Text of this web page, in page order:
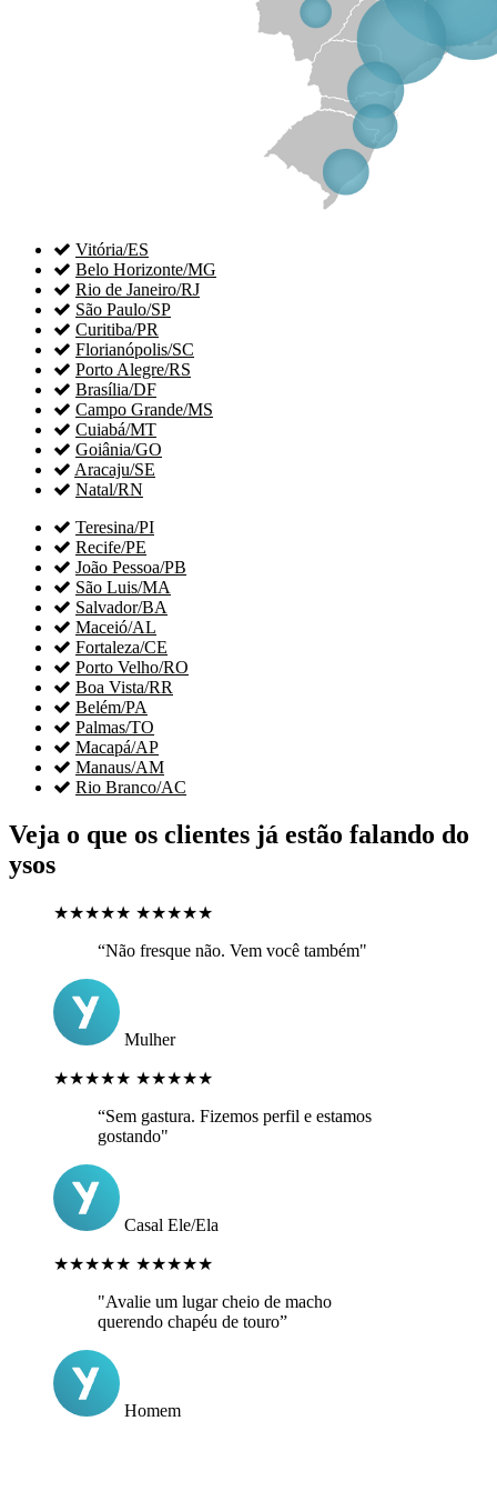
 Vitória/ES
 Belo Horizonte/MG
 Rio de Janeiro/RJ
 São Paulo/SP
 Curitiba/PR
 Florianópolis/SC
 Porto Alegre/RS
 Brasília/DF
 Campo Grande/MS
 Cuiabá/MT
 Goiânia/GO
 Aracaju/SE
 Natal/RN
 Teresina/PI
 Recife/PE
 João Pessoa/PB
 São Luis/MA
 Salvador/BA
 Maceió/AL
 Fortaleza/CE
 Porto Velho/RO
 Boa Vista/RR
 Belém/PA
 Palmas/TO
 Macapá/AP
 Manaus/AM
 Rio Branco/AC
Veja o que os clientes já estão falando do
ysos
★★★★★ ★★★★★
“Não fresque não. Vem você também"
Mulher
★★★★★ ★★★★★
“Sem gastura. Fizemos perfil e estamos
gostando"
Casal Ele/Ela
★★★★★ ★★★★★
"Avalie um lugar cheio de macho
querendo chapéu de touro”
Homem